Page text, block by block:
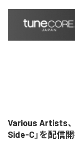
Various Artists、
Side-C」を配信